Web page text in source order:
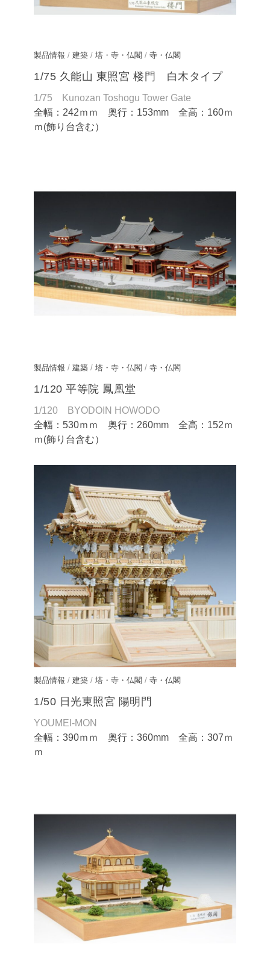
製品情報 / 建築 / 塔・寺・仏閣 / 寺・仏閣
1/75 久能山 東照宮 楼門 白木タイプ
1/75 Kunozan Toshogu Tower Gate
全幅：242ｍｍ 奥行：153mm 全高：160ｍ
ｍ(飾り台含む）
製品情報 / 建築 / 塔・寺・仏閣 / 寺・仏閣
1/120 平等院 鳳凰堂
1/120 BYODOIN HOWODO
全幅：530ｍｍ 奥行：260mm 全高：152ｍ
ｍ(飾り台含む）
製品情報 / 建築 / 塔・寺・仏閣 / 寺・仏閣
1/50 日光東照宮 陽明門
YOUMEI-MON
全幅：390ｍｍ 奥行：360mm 全高：307ｍ
ｍ